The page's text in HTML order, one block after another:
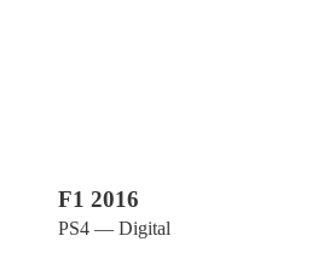
F1 2016
PS4 — Digital